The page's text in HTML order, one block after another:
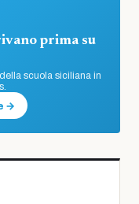
prima su
scuola siciliana in
→